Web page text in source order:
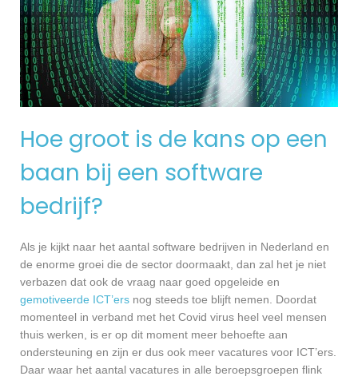
Hoe groot is de kans op een
baan bij een software
bedrijf?
Als je kijkt naar het aantal software bedrijven in Nederland en
de enorme groei die de sector doormaakt, dan zal het je niet
verbazen dat ook de vraag naar goed opgeleide en
gemotiveerde ICT’ers nog steeds toe blijft nemen. Doordat
momenteel in verband met het Covid virus heel veel mensen
thuis werken, is er op dit moment meer behoefte aan
ondersteuning en zijn er dus ook meer vacatures voor ICT’ers.
Daar waar het aantal vacatures in alle beroepsgroepen flink